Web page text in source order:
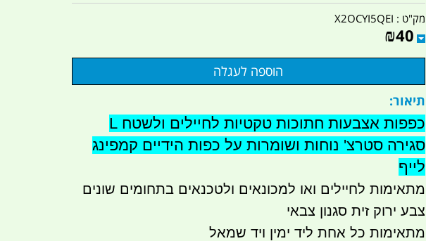
מק"ט : X2OCYI5QEI
₪40
תיאור:
כפפות אצבעות חתוכות טקטיות לחיילים ולשטח L
סגירה סטרצ' נוחות ושומרות על כפות הידיים קמפינג
לייף
מתאימות לחיילים ואו למכונאים ולטכנאים בתחומים שונים
צבע ירוק זית סגנון צבאי
מתאימות כל אחת ליד ימין ויד שמאל